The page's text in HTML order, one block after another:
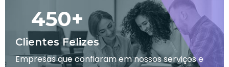
Clientes Felizes
450+
Empresas que confiaram em nossos serviços e